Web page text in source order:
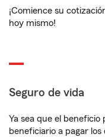
¡Comience su
hoy mismo!
Seguro de vida
Ya sea que el
beneficiario a pagar